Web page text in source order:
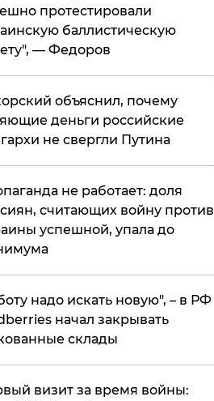
протестировали
баллистическую
— Федоров
объяснил, почему
деньги российские
не свергли Путина
не работает: доля
считающих войну против
успешной, упала до
надо искать новую", – в РФ
начал закрывать
склады
визит за время войны: